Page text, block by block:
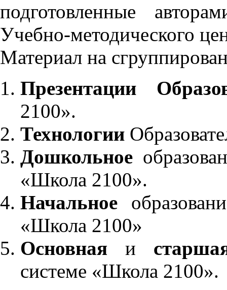
подготовленные
Учебно-методического
Материал на
Презентации
2100».
Технологии
Дошкольное
«Школа 2100».
Начальное
«Школа 2100»
Основнаяи
системе «Школа 2100».